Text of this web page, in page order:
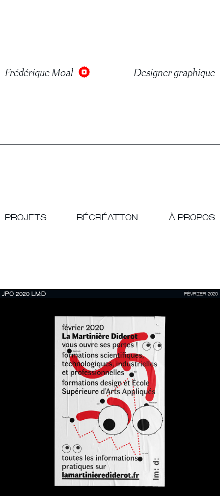
Frédérique Moal Designer graphique
PROJETS RÉCRÉATION À PROPOS
JPO 2020 LM:D FÉVRIER 2020